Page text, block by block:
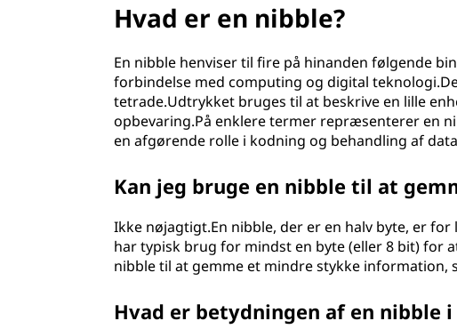
Hvad er en nibble?
En nibble henviser til fire på hinanden følgende
forbindelse med computing og digital
tetrade.Udtrykket bruges til at beskrive en lille
opbevaring.På enklere termer repræsenterer en
en afgørende rolle i kodning og behandling af
Kan jeg bruge en nibble til at
Ikke nøjagtigt.En nibble, der er en halv byte, er
har typisk brug for mindst en byte (eller 8 bit) for
nibble til at gemme et mindre stykke information,
Hvad er betydningen af en nibble